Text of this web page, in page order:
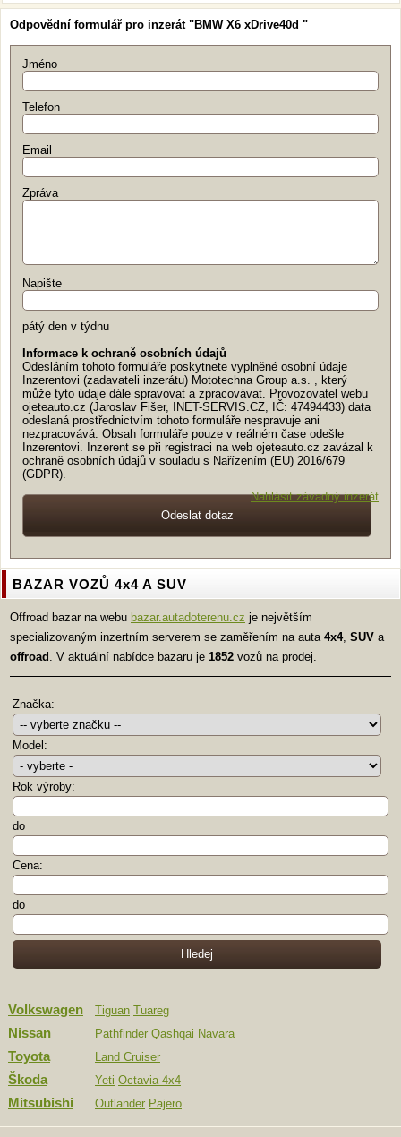
Odpovědní formulář pro inzerát "BMW X6 xDrive40d "
Jméno
Telefon
Email
Zpráva
Napište
pátý den v týdnu
Informace k ochraně osobních údajů
Odesláním tohoto formuláře poskytnete vyplněné osobní údaje
Inzerentovi (zadavateli inzerátu) Mototechna Group a.s. , který
může tyto údaje dále spravovat a zpracovávat. Provozovatel webu
ojeteauto.cz (Jaroslav Fišer, INET-SERVIS.CZ, IČ: 47494433) data
odeslaná prostřednictvím tohoto formuláře nespravuje ani
nezpracovává. Obsah formuláře pouze v reálném čase odešle
Inzerentovi. Inzerent se při registraci na web ojeteauto.cz zavázal k
ochraně osobních údajů v souladu s Nařízením (EU) 2016/679
(GDPR).
Nahlásit závadný inzerát
BAZAR VOZŮ 4x4 A SUV
Offroad bazar na webu bazar.autadoterenu.cz je největším
specializovaným inzertním serverem se zaměřením na auta 4x4, SUV a
offroad
. V aktuální nabídce bazaru je 1852 vozů na prodej.
Značka:
Model:
Rok výroby:
do
Cena:
do
Volkswagen Tiguan Tuareg
Nissan Pathfinder Qashqai Navara
Toyota Land Cruiser
Škoda Yeti Octavia 4x4
Mitsubishi Outlander Pajero